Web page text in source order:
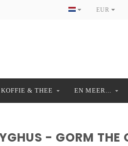
EUR
KOFFIE & THEE EN MEER...
- GORM THE